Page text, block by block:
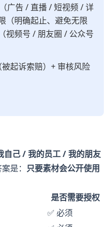
广告 / 直播 / 短视频 / 详
明确起止、避免无限
频号 / 朋友圈 / 公众号
起诉索赔）+ 审核风险
自己 / 我的员工 / 我的朋友
是： 只要素材会公开使用
是否需要授权
✅ 必须